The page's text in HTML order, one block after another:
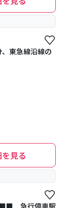
東急線沿線の
見る
■■ 急行停車駅